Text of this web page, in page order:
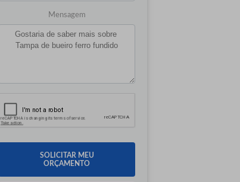
Mensagem
SOLICITAR MEU
ORÇAMENTO